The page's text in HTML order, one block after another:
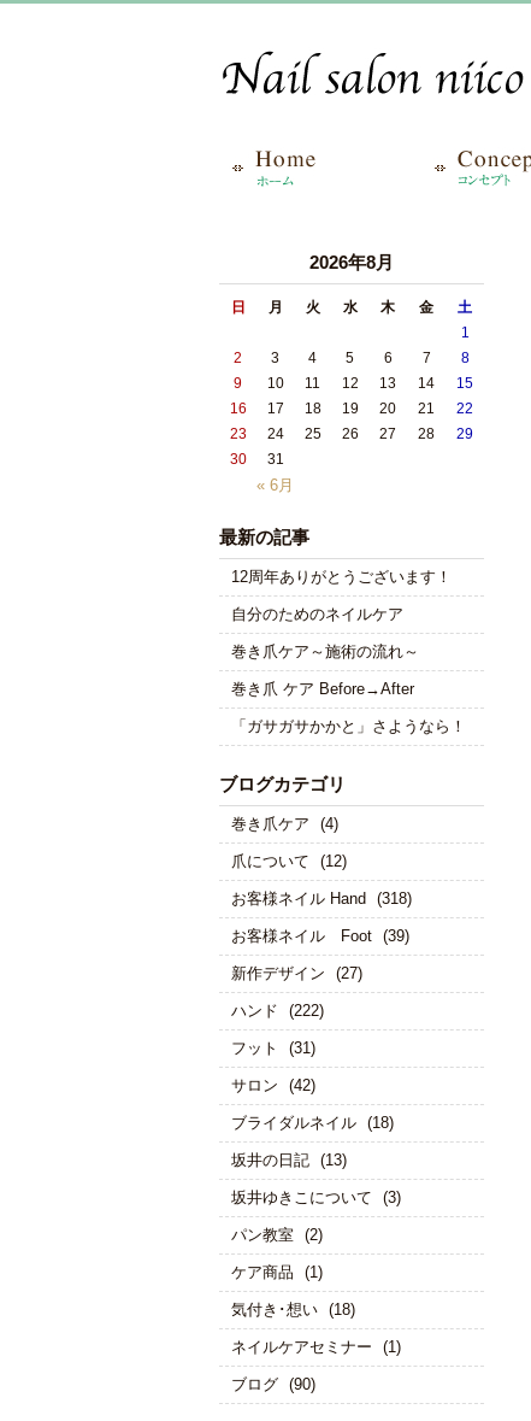
2026年8月
日 月 火 水 木 金 土
« 6月
1
2
3 4 5 6 7
8
9
10 11 12 13 14
15
16
17 18 19 20 21
22
23
24 25 26 27 28
29
30
31
最新の記事
12周年ありがとうございます！
自分のためのネイルケア
巻き爪ケア～施術の流れ～
巻き爪 ケア Before→After
「ガサガサかかと」さようなら！
ブログカテゴリ
巻き爪ケア (4)
爪について (12)
お客様ネイル Hand (318)
お客様ネイル Foot (39)
新作デザイン (27)
ハンド (222)
フット (31)
サロン (42)
ブライダルネイル (18)
坂井の日記 (13)
坂井ゆきこについて (3)
パン教室 (2)
ケア商品 (1)
気付き･想い (18)
ネイルケアセミナー (1)
ブログ (90)